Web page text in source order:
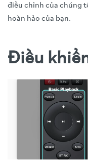
điều chỉnh của chúng
hoàn hảo của bạn.
Điều